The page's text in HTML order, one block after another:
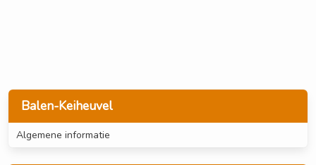
Balen-Keiheuvel
Algemene informatie